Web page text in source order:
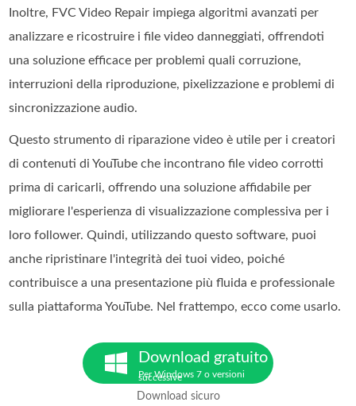
Inoltre, FVC Video Repair impiega algoritmi avanzati per
analizzare e ricostruire i file video danneggiati, offrendoti
una soluzione efficace per problemi quali corruzione,
interruzioni della riproduzione, pixelizzazione e problemi di
sincronizzazione audio.
Questo strumento di riparazione video è utile per i creatori
di contenuti di YouTube che incontrano file video corrotti
prima di caricarli, offrendo una soluzione affidabile per
migliorare l'esperienza di visualizzazione complessiva per i
loro follower. Quindi, utilizzando questo software, puoi
anche ripristinare l'integrità dei tuoi video, poiché
contribuisce a una presentazione più fluida e professionale
sulla piattaforma YouTube. Nel frattempo, ecco come usarlo.
Download gratuito
Per Windows 7 o versioni
successive
Download sicuro